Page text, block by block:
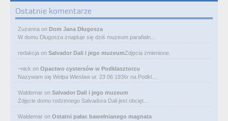
Ostatnie komentarze
Zuzanna on Dom Jana Długosza
W domu Długosza znajduje się dziś muzeum parafialn…
redakcja on Salvador Dali i jego muzeumZdjęcia zmienione.
~nick on Opactwo cystersów w Podklasztorzu
Nazywam się Wełpa Wiesław ur. 23 06 1936r na Podkl…
Waldemar on Salvador Dali i jego muzeum
Zdjęcie domu rodzinnego Salvadora Dali jest obcięt…
Waldemar on Ostatni pałac bawełnianego magnata